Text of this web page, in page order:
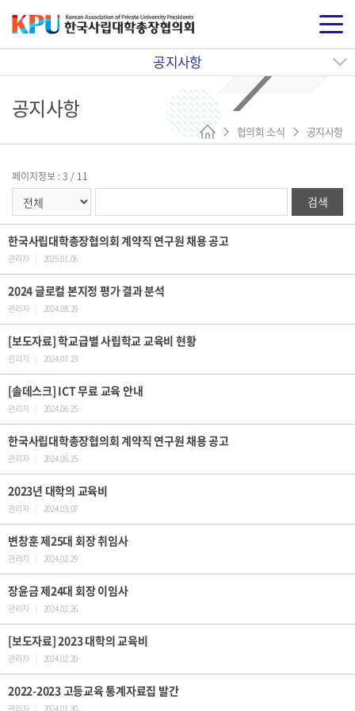
공지사항
공지사항
협의회 소식 공지사항
페이지정보 : 3 / 11
검색
한국사립대학총장협의회 계약직 연구원 채용 공고
관리자 2025.01.06
2024 글로컬 본지정 평가 결과 분석
관리자 2024.08.29
[보도자료] 학교급별 사립학교 교육비 현황
관리자 2024.07.23
[솔데스크] ICT 무료 교육 안내
관리자 2024.06.25
한국사립대학총장협의회 계약직 연구원 채용 공고
관리자 2024.06.25
2023년 대학의 교육비
관리자 2024.03.07
변창훈 제25대 회장 취임사
관리자 2024.02.29
장윤금 제24대 회장 이임사
관리자 2024.02.26
[보도자료] 2023 대학의 교육비
관리자 2024.02.20
2022-2023 고등교육 통계자료집 발간
관리자 2024.01.30